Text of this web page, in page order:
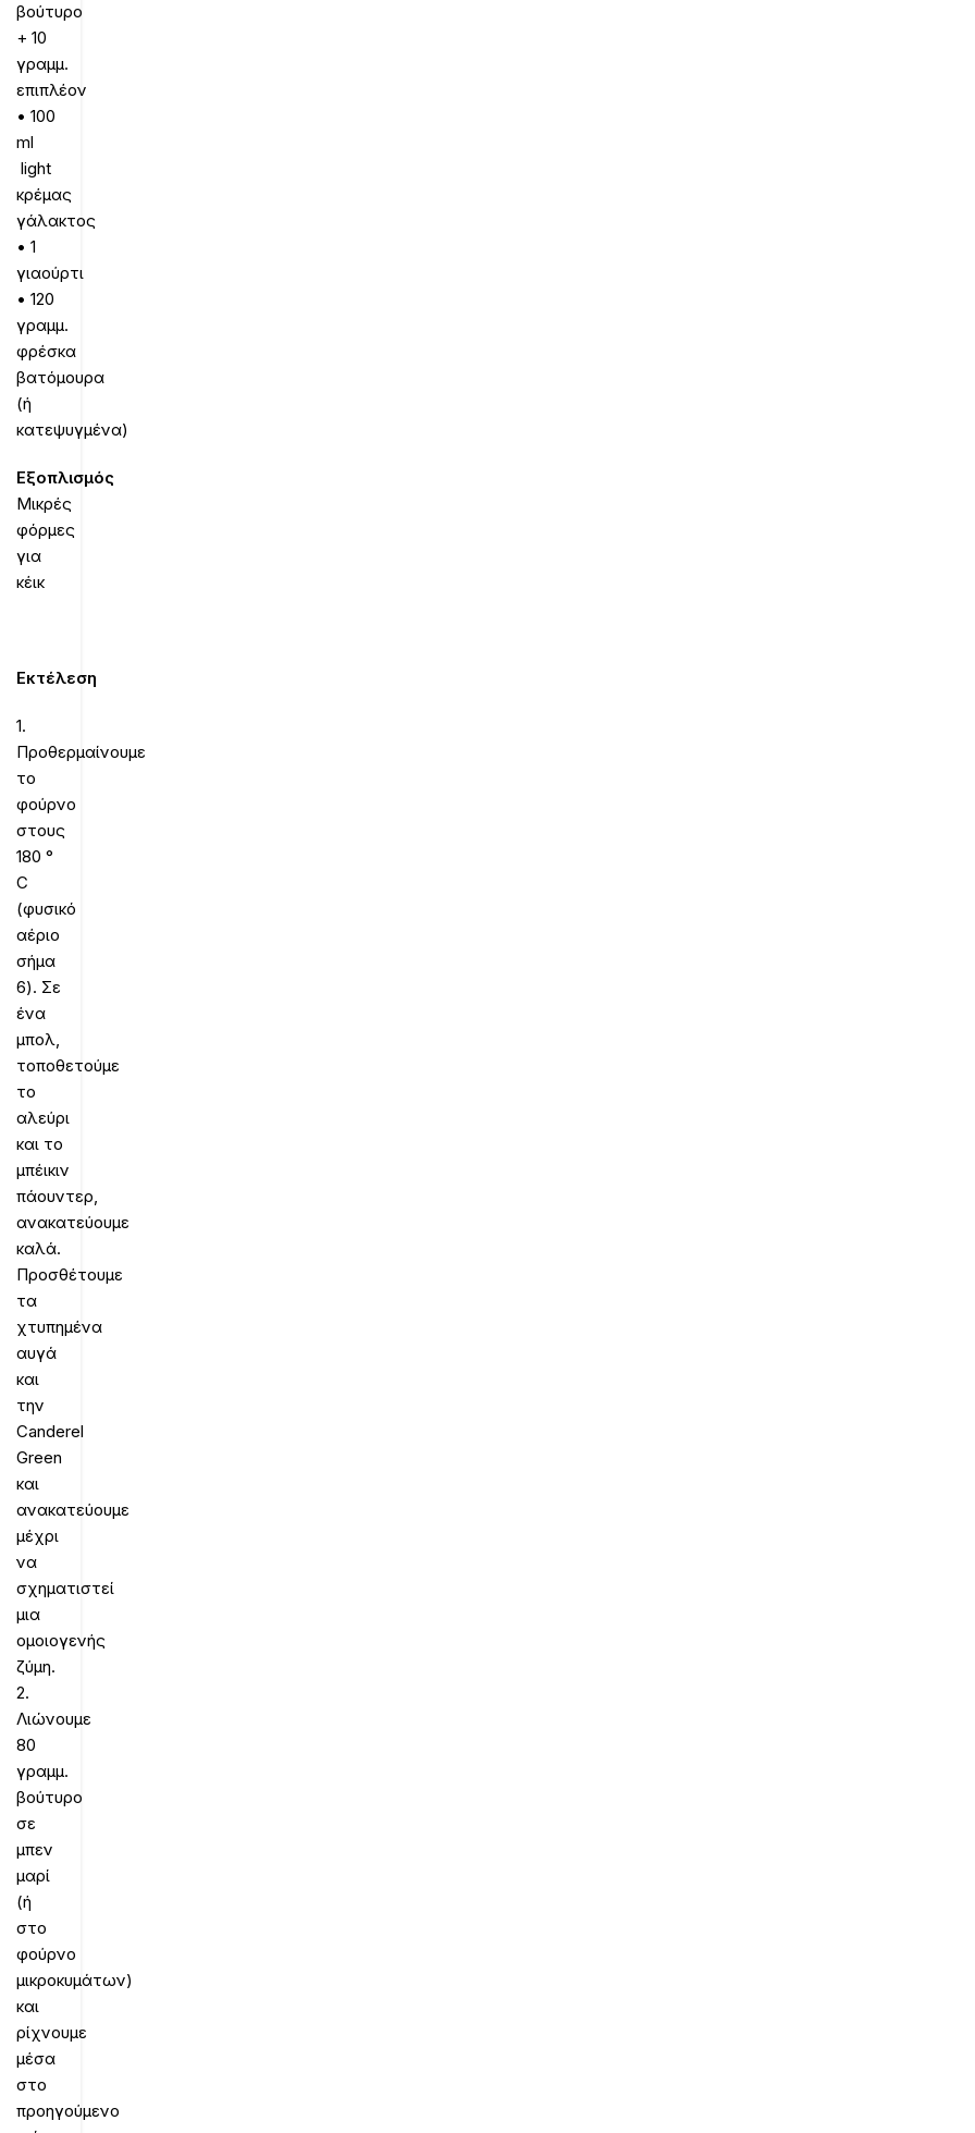
βούτυρο
+ 10
γραμμ.
επιπλέον
• 100
ml
light
κρέμας
γάλακτος
• 1
γιαούρτι
• 120
γραμμ.
φρέσκα
βατόμουρα
(ή
κατεψυγμένα)
Εξοπλισμός
Μικρές
φόρμες
για
κέικ
Εκτέλεση
1.
Προθερμαίνουμε
το
φούρνο
στους
180 °
C
(φυσικό
αέριο
σήμα
6). Σε
ένα
μπολ,
τοποθετούμε
το
αλεύρι
και το
μπέικιν
πάουντερ,
ανακατεύουμε
καλά.
Προσθέτουμε
τα
χτυπημένα
αυγά
και
την
Canderel
Green
και
ανακατεύουμε
μέχρι
να
σχηματιστεί
μια
ομοιογενής
ζύμη.
2.
Λιώνουμε
80
γραμμ.
βούτυρο
σε
μπεν
μαρί
(ή
στο
φούρνο
μικροκυμάτων)
και
ρίχνουμε
μέσα
στο
προηγούμενο